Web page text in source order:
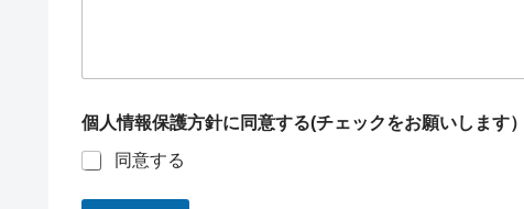
個人情報保護方針に同意する(チェックをお願いします）
同意する